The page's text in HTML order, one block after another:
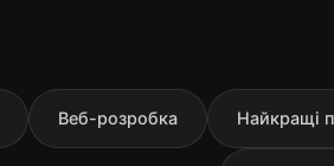
Веб-розробка Найкращі